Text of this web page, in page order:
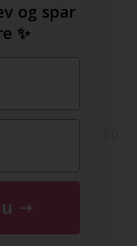
33377002 |
ES|
og spar
✨
➝